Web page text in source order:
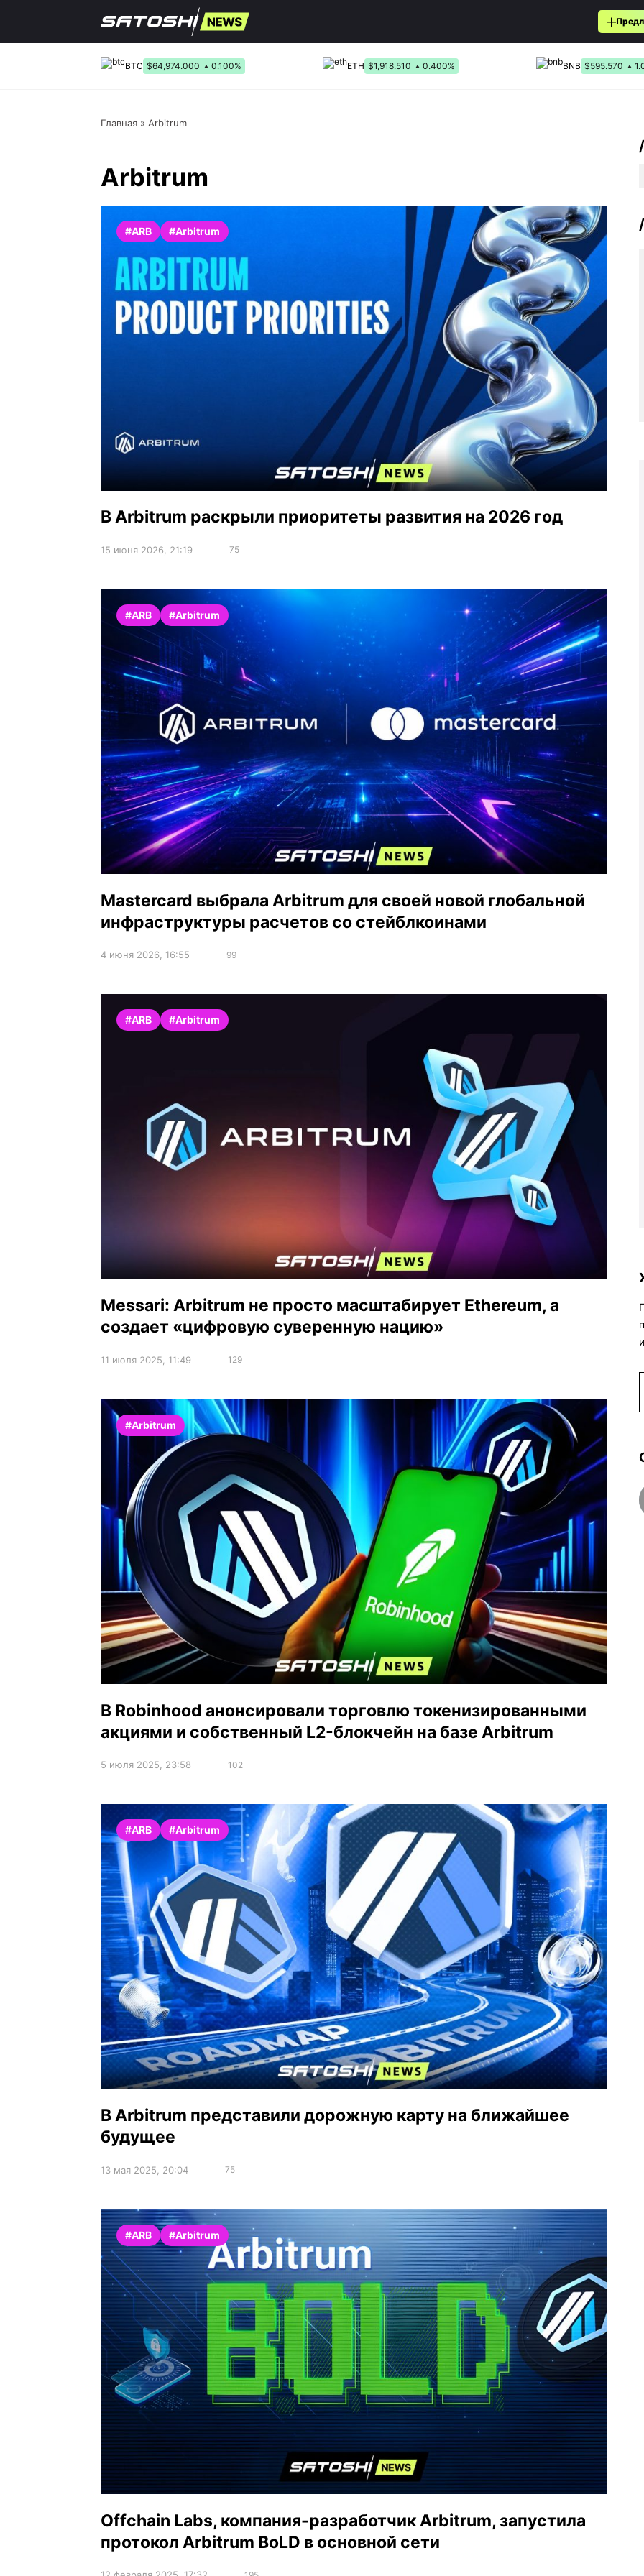
BTC $64,974.000 0.100% ETH $1,918.510 0.400% BNB $595.570
Главная» Arbitrum
Arbitrum
#ARB #Arbitrum
В Arbitrum раскрыли приоритеты развития на 2026 год
15 июня 2026, 21:19 75
#ARB #Arbitrum
Mastercard выбрала Arbitrum для своей новой глобальной
инфраструктуры расчетов со стейблкоинами
4 июня 2026, 16:55 99
#ARB #Arbitrum
Messari: Arbitrum не просто масштабирует Ethereum, а
создает «цифровую суверенную нацию»
11 июля 2025, 11:49 129
#Arbitrum
В Robinhood анонсировали торговлю токенизированными
акциями и собственный L2-блокчейн на базе Arbitrum
5 июля 2025, 23:58 102
#ARB #Arbitrum
В Arbitrum представили дорожную карту на ближайшее
будущее
13 мая 2025, 20:04 75
#ARB #Arbitrum
Offchain Labs, компания-разработчик Arbitrum, запустила
протокол Arbitrum BoLD в основной сети